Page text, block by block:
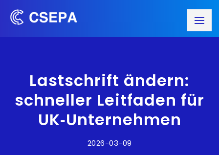
Lastschrift ändern:
schneller Leitfaden für
UK‑Unternehmen
2026-03-09